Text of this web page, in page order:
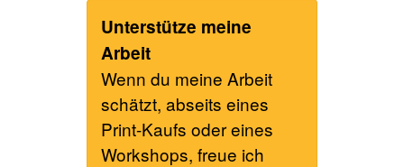
Unterstütze meine
Arbeit
Wenn du meine Arbeit
schätzt, abseits eines
Print-Kaufs oder eines
Workshops, freue ich